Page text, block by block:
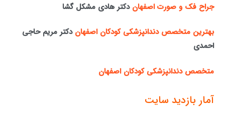
جراح فک و صورت اصفهان دکتر هادی مشکل گشا
بهترین متخصص دندانپزشکی کودکان اصفهان دکتر مریم حاجی
احمدی
متخصص دندانپزشکی کودکان اصفهان
آمار بازدید سایت